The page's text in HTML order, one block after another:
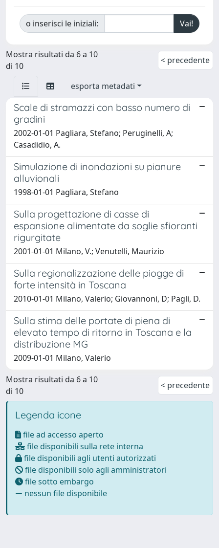
o inserisci le iniziali:
Mostra risultati da 6 a 10
di 10
< precedente
esporta metadati
Scale di stramazzi con basso numero di
gradini
2002-01-01 Pagliara, Stefano; Peruginelli, A;
Casadidio, A.
Simulazione di inondazioni su pianure
alluvionali
1998-01-01 Pagliara, Stefano
Sulla progettazione di casse di
espansione alimentate da soglie sfioranti
rigurgitate
2001-01-01 Milano, V.; Venutelli, Maurizio
Sulla regionalizzazione delle piogge di
forte intensità in Toscana
2010-01-01 Milano, Valerio; Giovannoni, D; Pagli, D.
Sulla stima delle portate di piena di
elevato tempo di ritorno in Toscana e la
distribuzione MG
2009-01-01 Milano, Valerio
Mostra risultati da 6 a 10
di 10
< precedente
Legenda icone
file ad accesso aperto
file disponibili sulla rete interna
file disponibili agli utenti autorizzati
file disponibili solo agli amministratori
file sotto embargo
nessun file disponibile